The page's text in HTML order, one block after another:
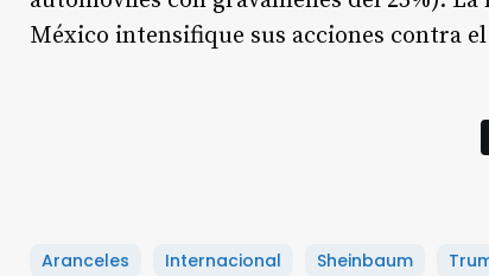
México intensifique sus acciones contra
Aranceles Internacional Sheinbaum